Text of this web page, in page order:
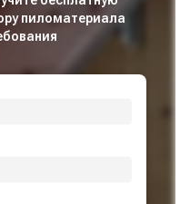
пиломатериала